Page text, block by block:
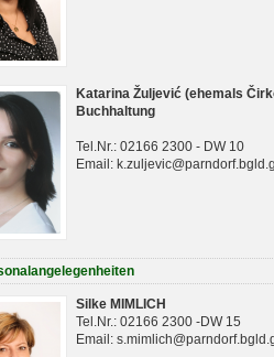
Katarina Žuljević (ehemals
Buchhaltung
Tel.Nr.: 02166 2300 - DW 10
Email:
Silke MIMLICH
Tel.Nr.: 02166 2300 -DW 15
Email: